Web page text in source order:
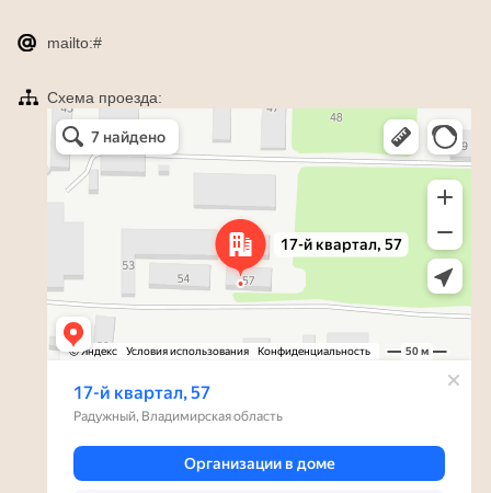
mailto:#
Схема проезда:
Яндекс Карты
Радужный — Яндекс Карты